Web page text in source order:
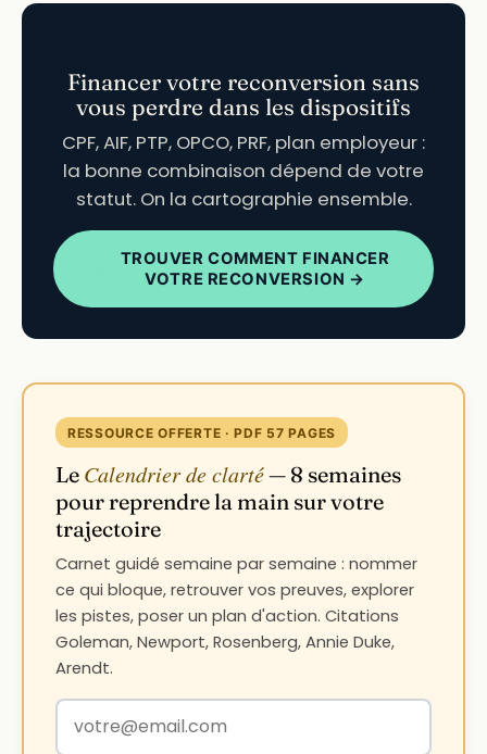
Financer votre reconversion sans
vous perdre dans les dispositifs
CPF, AIF, PTP, OPCO, PRF, plan employeur :
la bonne combinaison dépend de votre
statut. On la cartographie ensemble.
TROUVER COMMENT FINANCER
VOTRE RECONVERSION →
RESSOURCE OFFERTE · PDF 57 PAGES
Le Calendrier de clarté— 8 semaines
pour reprendre la main sur votre
trajectoire
Carnet guidé semaine par semaine : nommer
ce qui bloque, retrouver vos preuves, explorer
les pistes, poser un plan d'action. Citations
Goleman, Newport, Rosenberg, Annie Duke,
Arendt.
Votre adresse email